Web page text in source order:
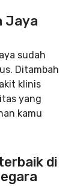
Jaya
sudah
Ditambah
klinis
yang
kamu
di